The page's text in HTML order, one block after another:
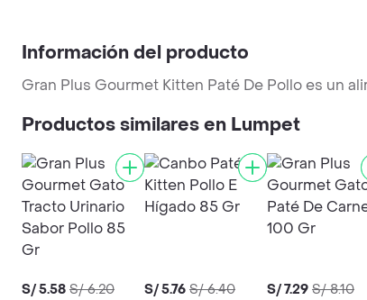
Información del producto
Gran Plus Gourmet Kitten Paté De Pollo es un
Productos similares en Lumpet
S/ 5.58 S/ 6.20 S/ 5.76 S/ 6.40 S/ 7.29 S/ 8.10